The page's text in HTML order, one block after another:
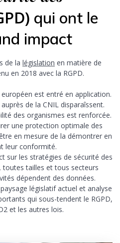
qui ont le
impact
de la législation en matière de
en 2018 avec la RGPD.
est entré en application.
de la CNIL disparaîssent.
des organismes est renforcée.
une protection optimale des
en mesure de la démontrer en
leur conformité.
sur les stratégies de sécurité des
toutes tailles et tous secteurs
dépendent des données.
législatif actuel et analyse
qui sous-tendent le RGPD,
et les autres lois.